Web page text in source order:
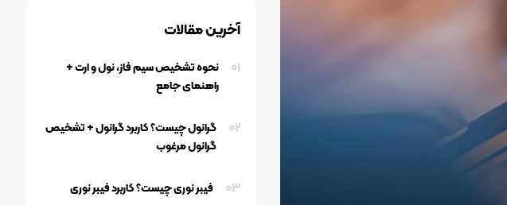
آخرین مقالات
01
نحوه تشخیص سیم فاز، نول و ارت +
راهنمای جامع
02
گرانول چیست؟ کاربرد گرانول + تشخیص
گرانول مرغوب
03 فیبر نوری چیست؟ کاربرد فیبر نوری